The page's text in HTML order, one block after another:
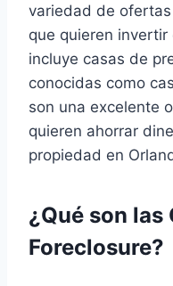
variedad de
que quieren
incluye casas de
conocidas como
son una excelente
quieren ahorrar
propiedad en
¿Qué son las
Foreclosure?